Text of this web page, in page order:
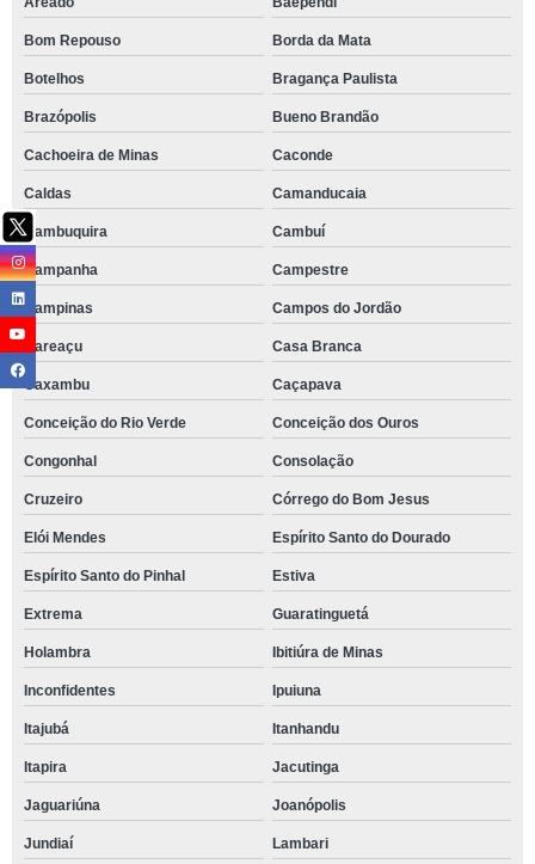
Bom Repouso Borda da Mata
Botelhos Bragança Paulista
Brazópolis Bueno Brandão
Cachoeira de Minas Caconde
Caldas Camanducaia
Cambuquira Cambuí
Campanha Campestre
Campinas Campos do Jordão
Careaçu Casa Branca
Caxambu Caçapava
Conceição do Rio Verde Conceição dos Ouros
Congonhal Consolação
Cruzeiro Córrego do Bom Jesus
Elói Mendes Espírito Santo do Dourado
Espírito Santo do Pinhal Estiva
Extrema Guaratinguetá
Holambra Ibitiúra de Minas
Inconfidentes Ipuiuna
Itajubá Itanhandu
Itapira Jacutinga
Jaguariúna Joanópolis
Jundiaí Lambari